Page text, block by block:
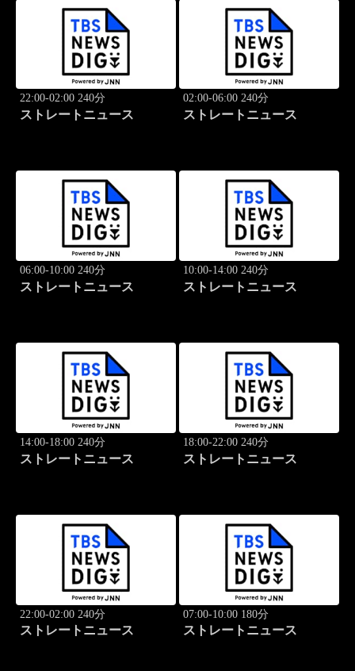
22:00-02:00 240分
ストレートニュース
02:00-06:00 240分
ストレートニュース
06:00-10:00 240分
ストレートニュース
10:00-14:00 240分
ストレートニュース
14:00-18:00 240分
ストレートニュース
18:00-22:00 240分
ストレートニュース
22:00-02:00 240分
ストレートニュース
07:00-10:00 180分
ストレートニュース